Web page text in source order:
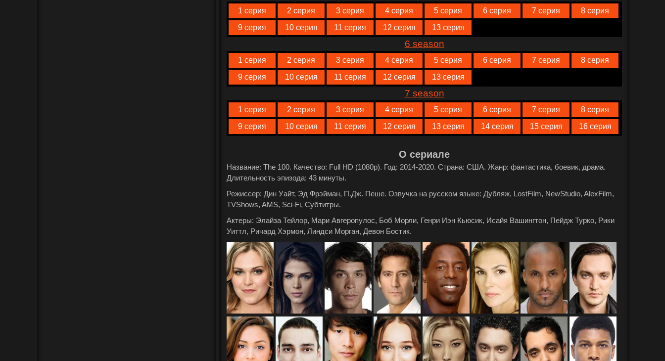
1 серия 2 серия 3 серия 4 серия 5 серия 6 серия 7 серия
8 серия
9 серия
10 серия 11 серия 12 серия 13 серия
6 season
1 серия 2 серия 3 серия 4 серия 5 серия 6 серия 7 серия
8 серия
9 серия
10 серия 11 серия 12 серия 13 серия
7 season
1 серия 2 серия 3 серия 4 серия 5 серия 6 серия 7 серия
8 серия
9 серия
10 серия 11 серия 12 серия 13 серия 14 серия 15 серия 16 серия
О сериале
Название: The 100. Качество: Full HD (1080p). Год: 2014-2020. Страна: США. Жанр: фантастика, боевик, драма.
Длительность эпизода: 43 минуты.
Режиссер: Дин Уайт, Эд Фрэйман, П.Дж. Пеше. Озвучка на русском языке: Дубляж, LostFilm, NewStudio, AlexFilm,
TVShows, AMS, Sci-Fi, Субтитры.
Актеры: Элайза Тейлор, Мари Авгеропулос, Боб Морли, Генри Иэн Кьюсик, Исайя Вашингтон, Пейдж Турко, Рики
Уиттл, Ричард Хэрмон, Линдси Морган, Девон Бостик.